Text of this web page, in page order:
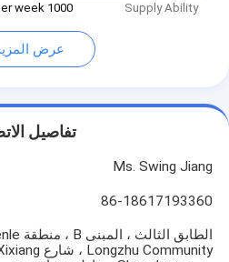
Supply Ability
1000 sets per week
عرض
تفاصيل
Ms. Swing Jiang
86-18617193360